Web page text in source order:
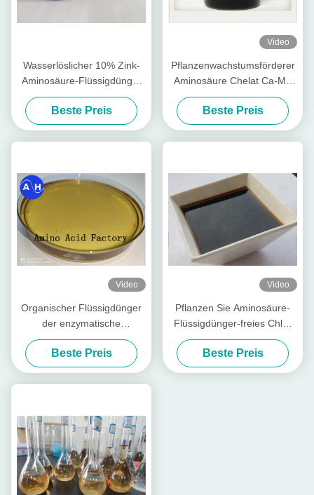
Wasserlöslicher 10% Zink-
Aminosäure-Flüssigdünger
PH8
Beste Preis
Video
Pflanzenwachstumsförderer
Aminosäure Chelat Ca-Mg
Flüssiger organischer
Dünger speziell für
Obstbäume
Beste Preis
Video
Organischer Flüssigdünger
der enzymatische
Hydrolyseprozeßaminosäure-
50%
Beste Preis
Video
Pflanzen Sie Aminosäure-
Flüssigdünger-freies Chlor
des Quell30% der
Verpackung 1L
Beste Preis